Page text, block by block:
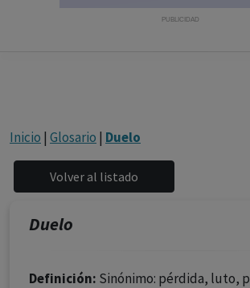
PUBLICIDAD
Inicio | Glosario | Duelo
Duelo
Definición: Sinónimo: pérdida, luto,